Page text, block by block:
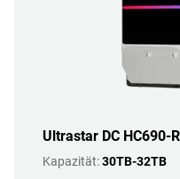
Ultrastar DC
Kapazität:30TB-32TB